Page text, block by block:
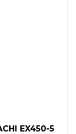
EX450-5